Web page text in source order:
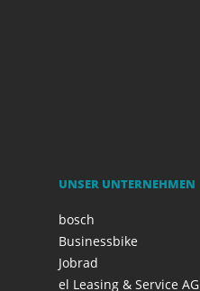
UNSER UNTERNEHMEN
bosch
Businessbike
Jobrad
el Leasing & Service AG